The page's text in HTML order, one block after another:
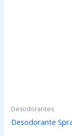
Desodorantes
Desodorante